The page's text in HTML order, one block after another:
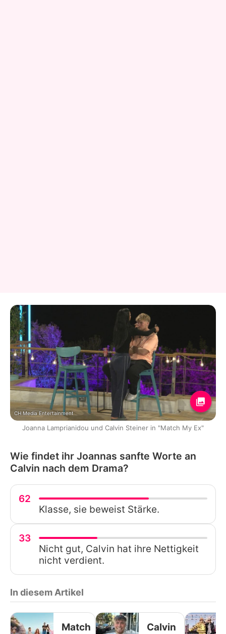
CH Media Entertainment
Joanna Lamprianidou und Calvin Steiner in "Match My Ex"
Wie findet ihr Joannas sanfte Worte an
Calvin nach dem Drama?
62
Klasse, sie beweist Stärke.
33
Nicht gut, Calvin hat ihre Nettigkeit
nicht verdient.
In diesem Artikel
Match
Calvin